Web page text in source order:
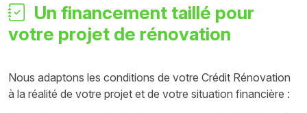
Un financement taillé pour
votre projet de rénovation
Nous adaptons les conditions de votre Crédit Rénovation
à la réalité de votre projet et de votre situation financière :